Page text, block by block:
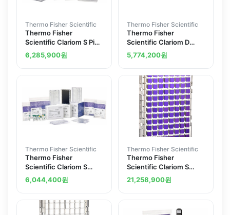
Thermo Fisher Scientific
Thermo Fisher
Scientific Clariom S Pico
Assay HT human 30
reactions
6,285,900원
Thermo Fisher Scientific
Thermo Fisher
Scientific Clariom D
Assay human 10
reactions
5,774,200원
Thermo Fisher Scientific
Thermo Fisher
Scientific Clariom S
Assay HT rat 30
reactions
6,044,400원
Thermo Fisher Scientific
Thermo Fisher
Scientific Clariom S
Array human
21,258,900원